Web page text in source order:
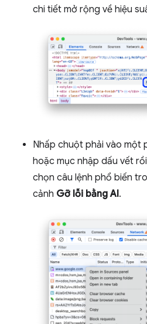
chi tiết mở rộng về hiệu
Nhấp chuột phải vào một
hoặc mục nhập dấu vết
chọn câu lệnh phổ biến
cảnh Gỡ lỗi bằng AI.